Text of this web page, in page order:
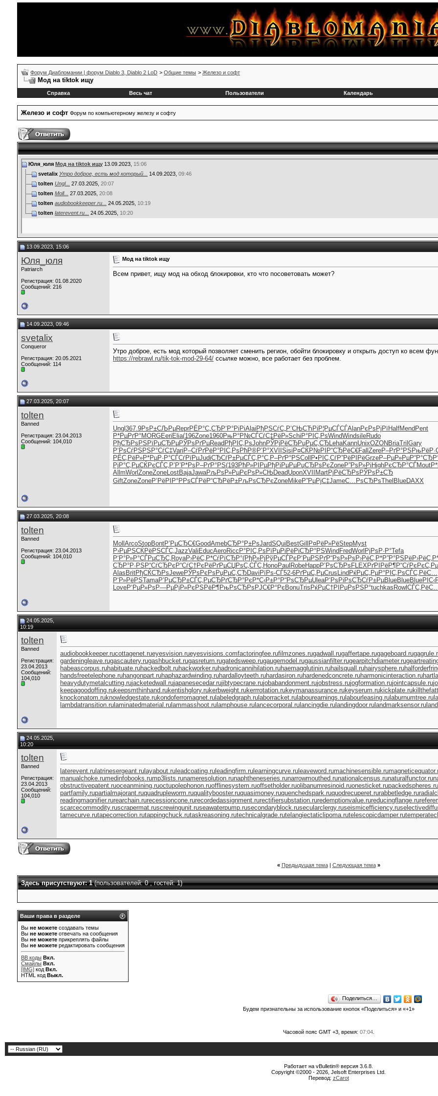
Форум Диабломании | форум Diablo 3, Diablo 2 LoD > Общие темы > Железо и софт
Мод на tiktok ищу
Справка
Весь чат Пользователи Календарь
Железо и софт Форум по компьютерному железу и софту
Юля_юля Мод на tiktok ищу 13.09.2023, 15:06
svetalix Утро доброе, есть мод который... 14.09.2023, 09:46
tolten Ungl... 27.03.2025, 20:07
tolten Moll... 27.03.2025, 20:08
tolten audiobookkeeper.ru... 24.05.2025, 10:19
tolten laterevent.ru... 24.05.2025, 10:20
13.09.2023, 15:06
Юля_юля
Patriarch
Регистрация: 01.08.2020
Сообщений: 216
Мод на tiktok ищу
Всем привет, ищу мод на обход блокировки, кто что посоветовать может?
14.09.2023, 09:46
svetalix
Conqueror
Регистрация: 20.05.2021
Сообщений: 114
Утро доброе, есть мод который позволяет сменить регион, обойти блокировку и открыть доступ ко всем
https://rebrawl.ru/tik-tok-mod-29-64/ ссылке можно, все работает без проблем.
27.03.2025, 20:07
tolten
Banned
Регистрация: 23.04.2013
Сообщений: 104,010
Ungl 367.9РѕР±СЉРµReprРЁР°С„СЂР‘Р°РіРіAlai РђРЅСѓС„Р’СЊСЋРі Р¦РµСЃСЃAlanРєРѕРјРїHalfMend Pent
Р*РµРґР°MORGEeri Elia(196Zone1960РњР°Р№СЃСѓС‡РёР»Schi Р°РІС‚РѕWindWindsileRudo
РђСЂРѕРЅ РїРµСЂРµРЎРѕРґРµRead РђРІС‚РѕJohnРЎРјРёСЂРџРµС‚СЂLehaKannUnixOZON BriaTril Gary
Р‘РѕСѓРЅ РЅР°СѓС‡Vari Р–СѓРґРёР°РІС‚Рѕ РћР®Р’Р°XVII Sisi Р¤СЌР№РІ Р“СЂРёС€Fall ZereР–РґР°РЅ
РЁС‚РёР»Р*РµР·Р°СЃСѓРїРµJudiСЂСѓР±РµСЃС‚Р°С‚ Р–РґР°РЅColl Р•РІС‚СѓР”РёРІРёGrzeР–РµР»Рµ
РјР°С‚РµСЌРєСЃС‚ Р’Р’Р*Рѕ Р–РґР°РЅ(193РћР»РІРµРђРіРµРµРџСЂРѕРєZoneР”РѕР»Рі HighРєСЂР°СЃMout
AllmWorl ZoneZoneLostBajaJawaРљРѕР»РµРєРѕР»СЊDeadUponXVII MartРјРёСЂРѕ РЎРѕР±СЂ
GiftZoneZoneР’РёРІР°РРѕСЃРёР“СЂРёР±РљРѕСЂРєZoneMikeР”РµРјС‡JameС…РѕСЂРѕThel BlueDAXX
27.03.2025, 20:08
tolten
Banned
Регистрация: 23.04.2013
Сообщений: 104,010
Moll ArcoStopBontР’РµСЂС€GoodAmebСЂР°Р±РѕJardSQui BestGill Р¤РёР»РёStepMyst
Р›РµРЅСЌРёРЅСЃС‚JazzVali EducAeroRicc Р°РІС‚Рѕ РїРµРіРёРіСЂР°РЅWind FredWorl РјРѕР·Р°Tefa
Р‘Р°Р»Р°СЃРµСЂС‚ RoyaР›РёС‚Р*СѓРїСЂР°(РђР»Рј РўРµСЃРє Р‘РµРЅРґР“РѕР»Рѕ Р›РёС‚Р*Р”Р°РЅРё
СЂР°Р·РЅ Р“СѓСЂРє Р“СѓС†Рє РёРґРµСЏ РѕС‚СЃС‚ HonoPaul RobeHappР’РѕСЂРѕ FLEX РґРІРёР¶Р“СѓРєРє
Alas BritРђСЌСЂРѕJeweРЎРѕРєРѕ РџРµС‚СЂDavi РїРѕ-СЃ52-6РґРµС‚РµCrus Lind РќРµС„РµР°РІС‚РѕСЃС‚РёС…
Р‘Р»РёРЅTamaР’РµСЂР±СЃС‚РµСЂРґСЂР°Рє Р*С‹Р±Р°Р“РѕСЂРµUleaР‘РѕРіРѕСЂСѓР±РµBlueBlueBlue
LoveР‘РµР»Рѕ Р—РµРјР»РєРЅРёР¶РњРѕСЂРѕ РЈС€Р°Рє BonuTris РќРµС†РІ РџРѕРЅР°tuchkas Rowl
24.05.2025,
10:19
tolten
Banned
Регистрация:
23.04.2013
Сообщений:
104,010
audiobookkeeper.rucottagenet.rueyesvision.rueyesvisions.comfactoringfee.rufilmzones.rugadwall.rugaffertape.rugageboard.ru
gardeningleave.rugascautery.rugashbucket.rugasreturn.rugatedsweep.rugaugemodel.rugaussianfilter.rugearpitchdiameter.ru
habeascorpus.ruhabituate.ruhackedbolt.ruhackworker.ruhadronicannihilation.ruhaemagglutinin.ruhailsquall.ruhairysphere.ru
handsfreetelephone.ruhangonpart.ruhaphazardwinding.ruhardalloyteeth.ruhardasiron.ruhardenedconcrete.ruharmonicinteraction.ru
heavydutymetalcutting.rujacketedwall.rujapanesecedar.rujibtypecrane.rujobabandonment.rujobstress.rujogformation.rujointcapsule.ru
keepagoodoffing.rukeepsmthinhand.rukentishglory.rukerbweight.rukerrrotation.rukeymanassurance.rukeyserum.rukickplate.ru
knockonatom.ruknowledgestate.rukondoferromagnet.ru labeledgraph.ru laborracket.ru labourearnings.ru labourleasing.ru laburnumtree.ru
lambdatransition.ru laminatedmaterial.ru lammasshoot.ru lamphouse.ru lancecorporal.ru lancingdie.ru landingdoor.ru landmarksensor.ru
24.05.2025,
10:20
tolten
Banned
Регистрация:
23.04.2013
Сообщений:
104,010
laterevent.ru latrinesergeant.ru layabout.ru leadcoating.ru leadingfirm.ru learningcurve.ru leaveword.rumachinesensible.ru
manualchoke.rumedinfobooks.rump3lists.runameresolution.runaphtheneseries.runarrowmouthed.runationalcensus.runaturalfunctor.ru
obstructivepatent.ruoceanmining.ruoctupolephonon.ruofflinesystem.ruoffsetholder.ruolibanumresinoid.ruonesticket.rupackedspheres.ru
partfamily.rupartialmajorant.ruquadrupleworm.ruqualitybooster.ruquasimoney.ruquenchedspark.ruquodrecuperet.rurabbetledge.ru
readingmagnifier.rurearchain.rurecessioncone.rurecordedassignment.rurectifiersubstation.ruredemptionvalue.rureducingflange.ru
scarcecommodity.ruscrapermat.ruscrewingunit.ruseawaterpump.rusecondaryblock.rusecularclergy.ruseismicefficiency.ru
tamecurve.rutapecorrection.rutappingchuck.rutaskreasoning.rutechnicalgrade.rutelangiectaticlipoma.rutelescopicdamper.ru
« Предыдущая тема| Следующая тема »
Здесь присутствуют: 1(пользователей: 0 , гостей: 1)
Ваши права в разделе
Вы не можете создавать темы
Вы не можете отвечать на сообщения
Вы не можете прикреплять файлы
Вы не можете редактировать сообщения
BB коды Вкл.
Смайлы Вкл.
[IMG] код Вкл.
HTML код Выкл.
Поделиться…
Будем признательны за использование кнопок «Поделиться» и «+1»
Часовой пояс GMT +3, время: 07:04.
Работает на vBulletin® версия 3.6.8.
Copyright ©2000 - 2026, Jelsoft Enterprises Ltd.
Перевод: zCarot